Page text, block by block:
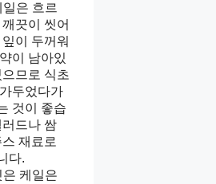
일은 흐르
끗이 씻어
이 두꺼워
이 남아있
므로 식초
두었다가
것이 좋습
러드나 쌈
재료로
다.
은 케일은